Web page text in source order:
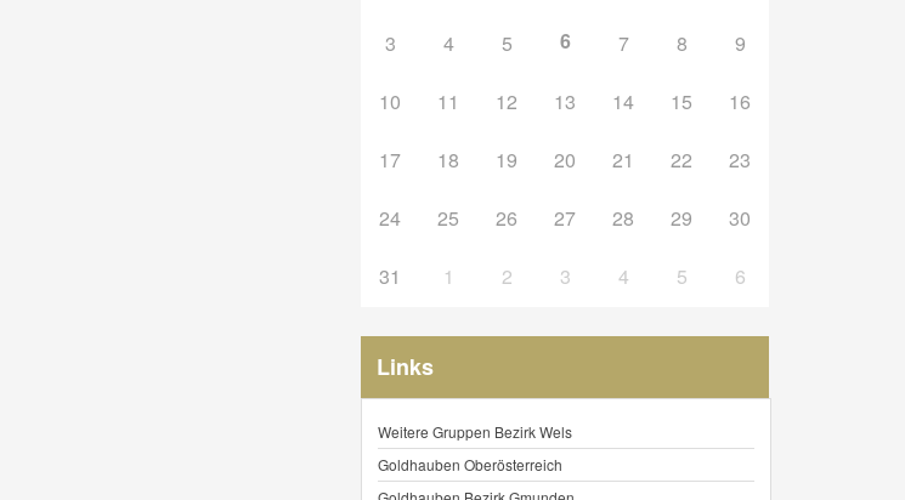
3 4 5 6 7 8 9
10 11 12 13 14 15 16
17 18 19 20 21 22 23
24 25 26 27 28 29 30
31 1 2 3 4 5 6
Links
Weitere Gruppen Bezirk Wels
Goldhauben Oberösterreich